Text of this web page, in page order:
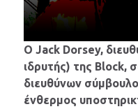
O Jack Dorsey,
ιδρυτής) της Block,
διευθύνων
ένθερμος